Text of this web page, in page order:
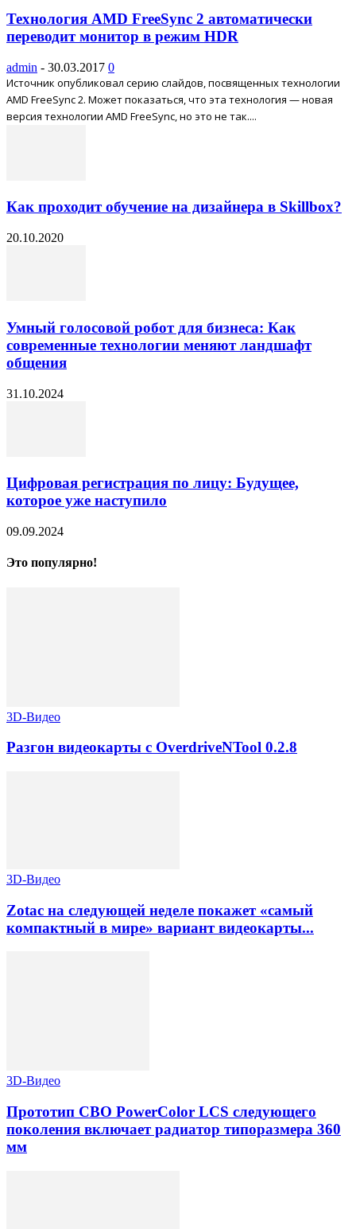
Технология AMD FreeSync 2 автоматически
переводит монитор в режим HDR
admin - 30.03.2017 0
Источник опубликовал серию слайдов, посвященных технологии
AMD FreeSync 2. Может показаться, что эта технология — новая
версия технологии AMD FreeSync, но это не так....
Как проходит обучение на дизайнера в Skillbox?
20.10.2020
Умный голосовой робот для бизнеса: Как
современные технологии меняют ландшафт
общения
31.10.2024
Цифровая регистрация по лицу: Будущее,
которое уже наступило
09.09.2024
Это популярно!
3D-Видео
Разгон видеокарты с OverdriveNTool 0.2.8
3D-Видео
Zotac на следующей неделе покажет «самый
компактный в мире» вариант видеокарты...
3D-Видео
Прототип СВО PowerColor LCS следующего
поколения включает радиатор типоразмера 360
мм